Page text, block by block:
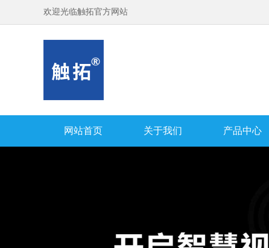
欢迎光临触拓官方网站
网站首页 关于我们 产品中心